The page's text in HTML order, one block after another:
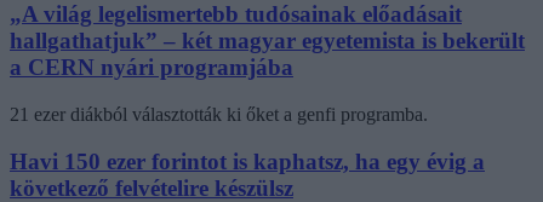
„A világ legelismertebb tudósainak előadásait
hallgathatjuk” – két magyar egyetemista is bekerült
a CERN nyári programjába
21 ezer diákból választották ki őket a genfi programba.
Havi 150 ezer forintot is kaphatsz, ha egy évig a
következő felvételire készülsz